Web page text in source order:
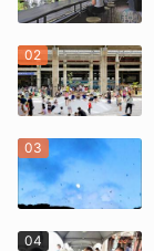
02
03
04